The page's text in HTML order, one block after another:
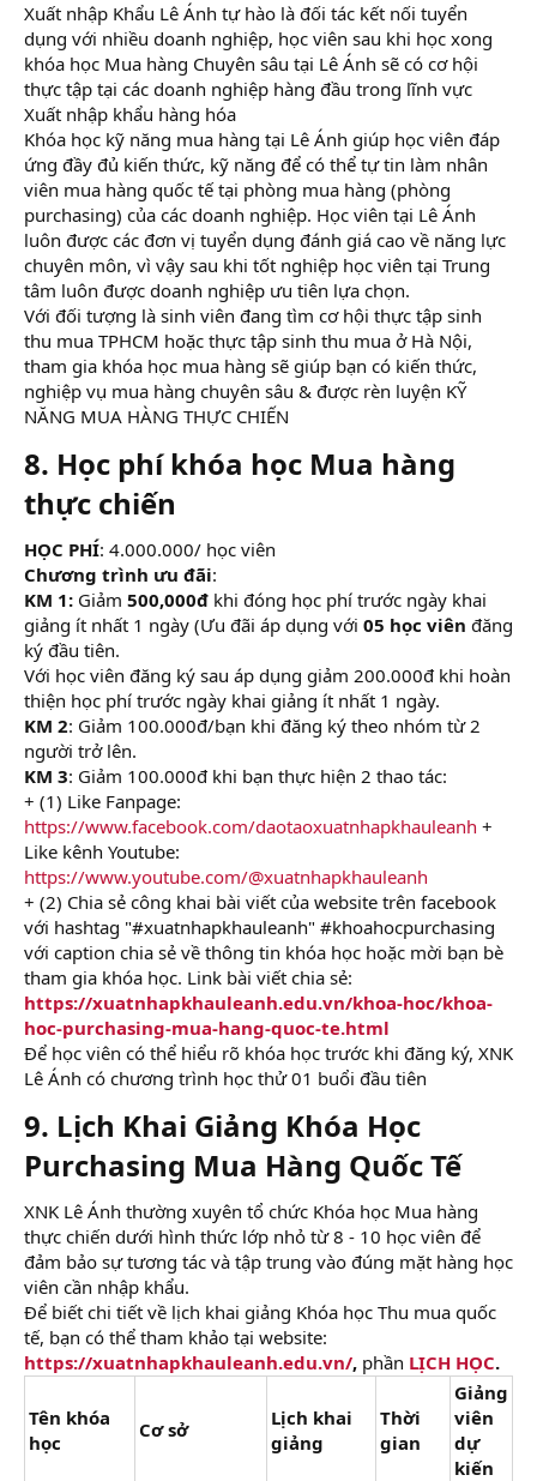
Xuất nhập Khẩu Lê Ánh tự hào là đối tác kết nối tuyển
dụng với nhiều doanh nghiệp, học viên sau khi học xong
khóa học Mua hàng Chuyên sâu tại Lê Ánh sẽ có cơ hội
thực tập tại các doanh nghiệp hàng đầu trong lĩnh vực
Xuất nhập khẩu hàng hóa
Khóa học kỹ năng mua hàng tại Lê Ánh giúp học viên đáp
ứng đầy đủ kiến thức, kỹ năng để có thể tự tin làm nhân
viên mua hàng quốc tế tại phòng mua hàng (phòng
purchasing) của các doanh nghiệp. Học viên tại Lê Ánh
luôn được các đơn vị tuyển dụng đánh giá cao về năng lực
chuyên môn, vì vậy sau khi tốt nghiệp học viên tại Trung
tâm luôn được doanh nghiệp ưu tiên lựa chọn.
Với đối tượng là sinh viên đang tìm cơ hội thực tập sinh
thu mua TPHCM hoặc thực tập sinh thu mua ở Hà Nội,
tham gia khóa học mua hàng sẽ giúp bạn có kiến thức,
nghiệp vụ mua hàng chuyên sâu & được rèn luyện KỸ
NĂNG MUA HÀNG THỰC CHIẾN
8. Học phí khóa học Mua hàng
thực chiến
HỌC PHÍ: 4.000.000/ học viên
Chương trình ưu đãi:
KM 1: Giảm 500,000đ khi đóng học phí trước ngày khai
giảng ít nhất 1 ngày (Ưu đãi áp dụng với 05 học viên đăng
ký đầu tiên.
Với học viên đăng ký sau áp dụng giảm 200.000đ khi hoàn
thiện học phí trước ngày khai giảng ít nhất 1 ngày.
KM 2: Giảm 100.000đ/bạn khi đăng ký theo nhóm từ 2
người trở lên.
KM 3: Giảm 100.000đ khi bạn thực hiện 2 thao tác:
+ (1) Like Fanpage:
https://www.facebook.com/daotaoxuatnhapkhauleanh +
Like kênh Youtube:
https://www.youtube.com/@xuatnhapkhauleanh
+ (2) Chia sẻ công khai bài viết của website trên facebook
với hashtag "#xuatnhapkhauleanh" #khoahocpurchasing
với caption chia sẻ về thông tin khóa học hoặc mời bạn bè
tham gia khóa học. Link bài viết chia sẻ:
https://xuatnhapkhauleanh.edu.vn/khoa-hoc/khoa-
hoc-purchasing-mua-hang-quoc-te.html
Để học viên có thể hiểu rõ khóa học trước khi đăng ký, XNK
Lê Ánh có chương trình học thử 01 buổi đầu tiên
9. Lịch Khai Giảng Khóa Học
Purchasing Mua Hàng Quốc Tế​
XNK Lê Ánh thường xuyên tổ chức Khóa học Mua hàng
thực chiến dưới hình thức lớp nhỏ từ 8 - 10 học viên để
đảm bảo sự tương tác và tập trung vào đúng mặt hàng học
viên cần nhập khẩu.
Để biết chi tiết về lịch khai giảng Khóa học Thu mua quốc
tế, bạn có thể tham khảo tại website:
https://xuatnhapkhauleanh.edu.vn/, phần LỊCH HỌC.
Tên khóa
học
Cơ sở
Lịch khai
giảng
Thời
gian
Giảng
viên
dự
kiến